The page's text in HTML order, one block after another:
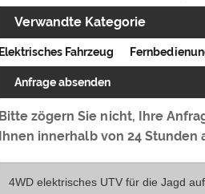
Verwandte Kategorie
Elektrisches Fahrzeug
Anfrage absenden
Bitte zögern Sie nicht, Ihre
Ihnen innerhalb von 24 Stunden